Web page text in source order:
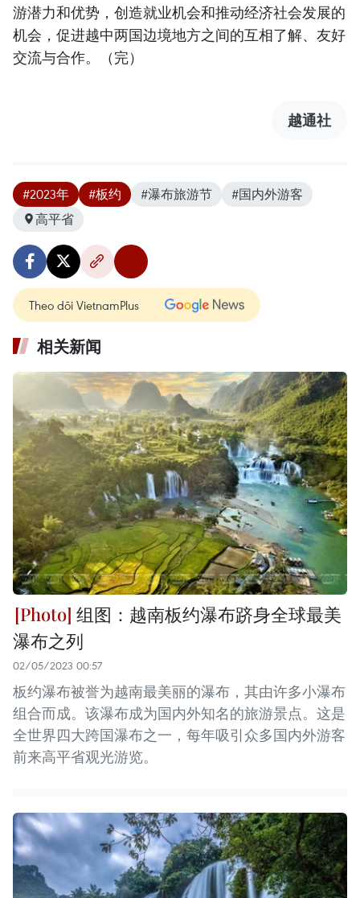
游潜力和优势，创造就业机会和推动经济社会发展的
机会，促进越中两国边境地方之间的互相了解、友好
交流与合作。（完）
越通社
#2023年 #板约 #瀑布旅游节
#国内外游客
高平省
Theo dõi VietnamPlus
相关新闻
组图：越南板约瀑布跻身全球最美
瀑布之列
02/05/2023 00:57
板约瀑布被誉为越南最美丽的瀑布，其由许多小瀑布
组合而成。该瀑布成为国内外知名的旅游景点。这是
全世界四大跨国瀑布之一，每年吸引众多国内外游客
前来高平省观光游览。